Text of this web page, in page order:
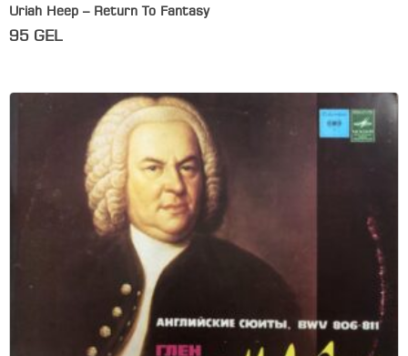
Uriah Heep – Return To Fantasy
95 GEL